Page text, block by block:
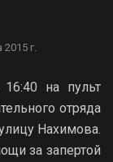
г.
на пульт
отряда
Нахимова.
за запертой